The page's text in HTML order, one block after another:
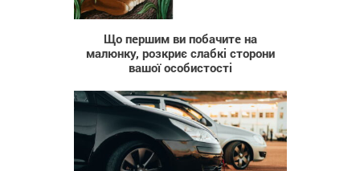
Що першим ви побачите на
малюнку, розкриє слабкі сторони
вашої особистості